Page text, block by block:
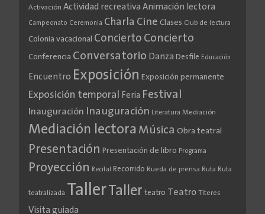
Activación Actividad recreativa Animación lectora
Campeonato Ceremonia Charla Cine Clases Club de lectura
Colonia vacacional Concierto Concierto
Conferencia Conversatorio Danza Desfile Educación
Encuentro Exposición Exposición permanente
Exposición temporal Feria Festival
Inauguración Inauguración Literatura Mediación
Mediación lectora Música Obra teatral
Presentación Presentación de libro Programa
Proyección Recital Recorrido Rueda de prensa Ruta Ruta
teatralizada Taller Taller teatro Teatro Títeres
Visita guiada